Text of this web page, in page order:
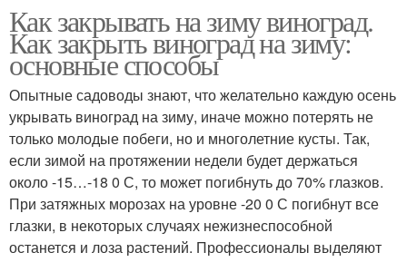
Как закрывать на зиму виноград.
Как закрыть виноград на зиму:
основные способы
Опытные садоводы знают, что желательно каждую осень
укрывать виноград на зиму, иначе можно потерять не
только молодые побеги, но и многолетние кусты. Так,
если зимой на протяжении недели будет держаться
около -15…-18 0 С, то может погибнуть до 70% глазков.
При затяжных морозах на уровне -20 0 С погибнут все
глазки, в некоторых случаях нежизнеспособной
останется и лоза растений. Профессионалы выделяют